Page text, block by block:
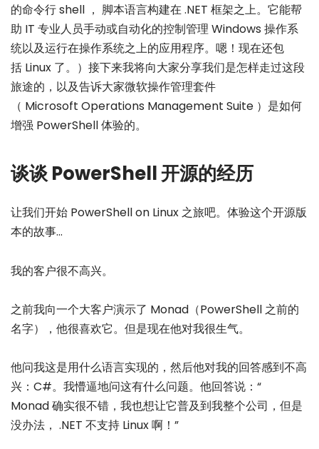
的命令行 shell ， 脚本语言构建在 .NET 框架之上。它能帮
助 IT 专业人员手动或自动化的控制管理 Windows 操作系
统以及运行在操作系统之上的应用程序。嗯！现在还包
括 Linux 了。）接下来我将向大家分享我们是怎样走过这段
旅途的，以及告诉大家微软操作管理套件
（ Microsoft Operations Management Suite ）是如何
增强 PowerShell 体验的。
谈谈 PowerShell 开源的经历
让我们开始 PowerShell on Linux 之旅吧。体验这个开源版
本的故事...
我的客户很不高兴。
之前我向一个大客户演示了 Monad（PowerShell 之前的
名字），他很喜欢它。但是现在他对我很生气。
他问我这是用什么语言实现的，然后他对我的回答感到不高
兴：C#。我懵逼地问这有什么问题。他回答说：“
Monad 确实很不错，我也想让它普及到我整个公司，但是
没办法， .NET 不支持 Linux 啊！”